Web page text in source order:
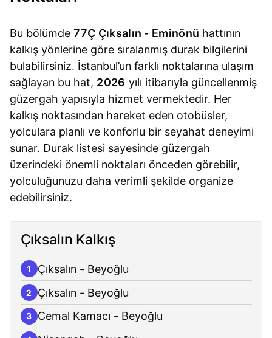
Bu bölümde77Ç Çıksalın - Eminönü hattının
kalkış yönlerine göre sıralanmış durak bilgilerini
bulabilirsiniz. İstanbul’un farklı noktalarına ulaşım
sağlayan bu hat, 2026 yılı itibarıyla güncellenmiş
güzergah yapısıyla hizmet vermektedir. Her
kalkış noktasından hareket eden otobüsler,
yolculara planlı ve konforlu bir seyahat deneyimi
sunar. Durak listesi sayesinde güzergah
üzerindeki önemli noktaları önceden görebilir,
yolculuğunuzu daha verimli şekilde organize
edebilirsiniz.
Çıksalın Kalkış
1 Çıksalın - Beyoğlu
2 Çıksalın - Beyoğlu
3 Cemal Kamacı - Beyoğlu